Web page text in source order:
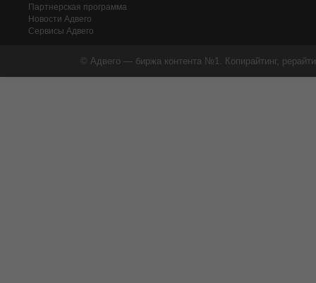
Партнерская программа
Новости Адвего
Сервисы Адвего
© Адвего — биржа контента №1. Копирайтинг,